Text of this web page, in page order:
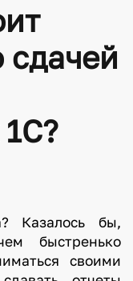
сдачей
Казалось бы,
быстренько
своими